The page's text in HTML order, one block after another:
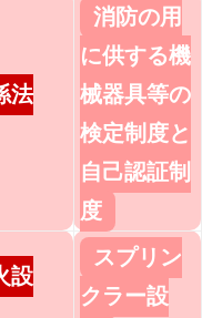
法
消防の用
に供する機
械器具等の
検定制度と
自己認証制
度
設
スプリン
クラー設